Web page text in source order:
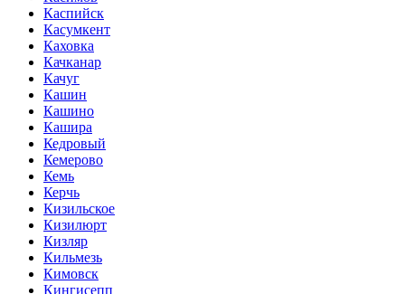
Каспийск
Касумкент
Каховка
Качканар
Качуг
Кашин
Кашино
Кашира
Кедровый
Кемерово
Кемь
Керчь
Кизильское
Кизилюрт
Кизляр
Кильмезь
Кимовск
Кингисепп